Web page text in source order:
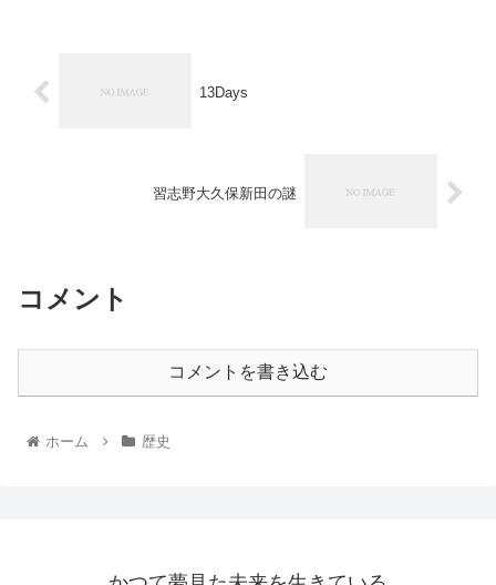
13Days
習志野大久保新田の謎
コメント
コメントを書き込む
ホーム 歴史